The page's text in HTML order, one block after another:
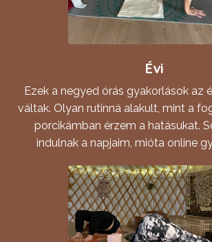
Évi
Ezek a negyed órás gyakorlások az
váltak. Olyan rutinná alakult, mint a
porcikámban érzem a hatásukat.
indulnak a napjaim, mióta online